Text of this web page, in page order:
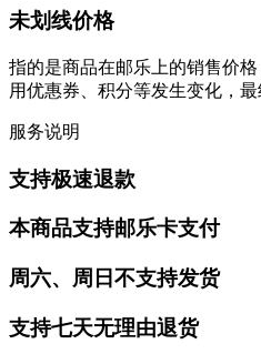
未划线价格
指的是商品在邮乐上的销售价
用优惠券、积分等发生变化，
服务说明
支持极速退款
本商品支持邮乐卡支付
周六、周日不支持发货
支持七天无理由退货